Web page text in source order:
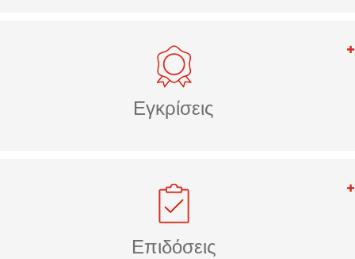
Εγκρίσεις
Επιδόσεις